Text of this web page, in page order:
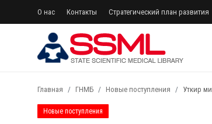
О нас Контакты Стратегический план развития
регистр
Главная
Главная ГНМБ Новые поступления Уткир
Новые поступления